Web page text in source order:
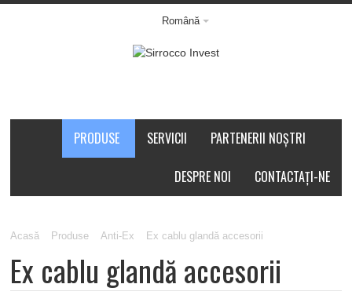
Română
PRODUSE SERVICII PARTENERII NOȘTRI
CONTACTAȚI-NE
DESPRE NOI
Acasă Produse Anti-Ex Ex cablu glandă accesorii
Ex cablu glandă accesorii